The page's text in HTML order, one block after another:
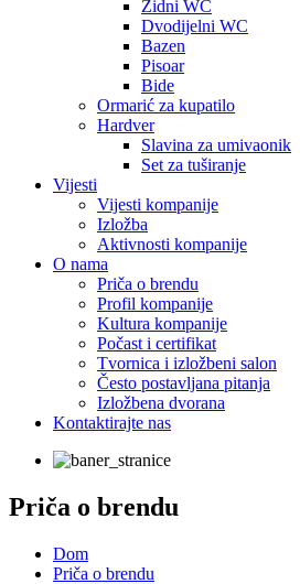
Zidni WC
Dvodijelni WC
Bazen
Pisoar
Bide
Ormarić za kupatilo
Hardver
Slavina za umivaonik
Set za tuširanje
Vijesti
Vijesti kompanije
Izložba
Aktivnosti kompanije
O nama
Priča o brendu
Profil kompanije
Kultura kompanije
Počast i certifikat
Tvornica i izložbeni salon
Često postavljana pitanja
Izložbena dvorana
Kontaktirajte nas
Priča o brendu
Dom
Priča o brendu